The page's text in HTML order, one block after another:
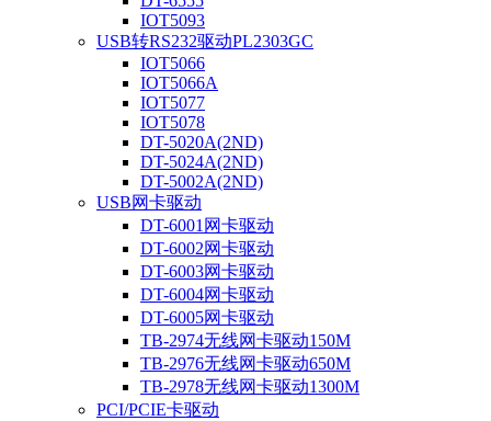
IOT5093
USB转RS232驱动PL2303GC
IOT5066
IOT5066A
IOT5077
IOT5078
DT-5020A(2ND)
DT-5024A(2ND)
DT-5002A(2ND)
USB网卡驱动
DT-6001网卡驱动
DT-6002网卡驱动
DT-6003网卡驱动
DT-6004网卡驱动
DT-6005网卡驱动
TB-2974无线网卡驱动150M
TB-2976无线网卡驱动650M
TB-2978无线网卡驱动1300M
PCI/PCIE卡驱动